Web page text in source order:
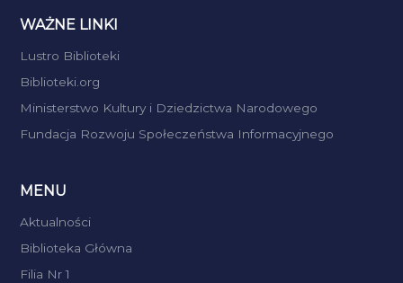
WAŻNE LINKI
Lustro Biblioteki
Biblioteki.org
Ministerstwo Kultury i Dziedzictwa Narodowego
Fundacja Rozwoju Społeczeństwa Informacyjnego
MENU
Aktualności
Biblioteka Główna
Filia Nr 1